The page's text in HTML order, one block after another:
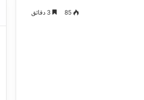
85 3 دقائق